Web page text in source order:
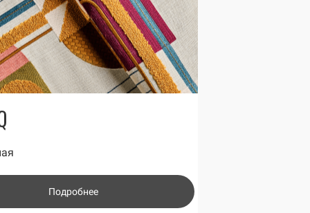
Подробнее